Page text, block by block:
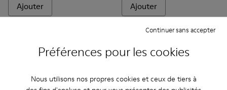
Préférences pour les cookies
Nous utilisons nos propres cookies et ceux de tiers à
Continuer sans accepter
Ajouter Ajouter